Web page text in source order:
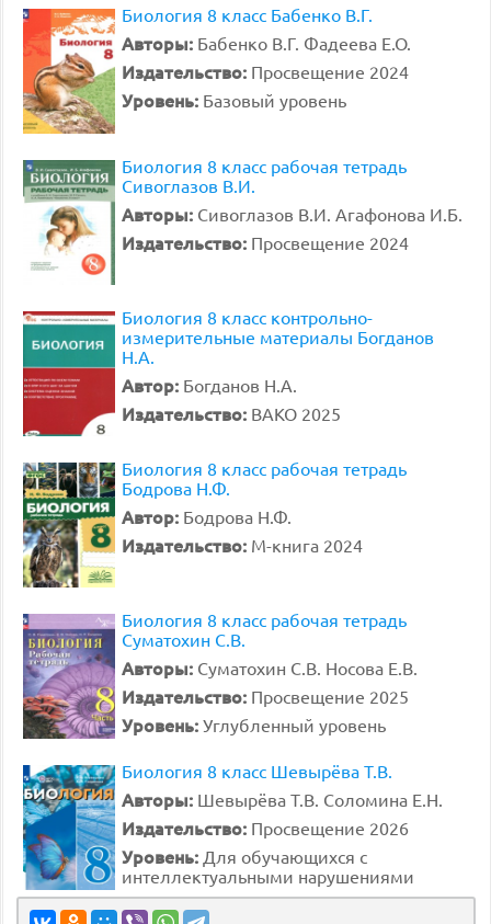
Биология 8 класс Бабенко В.Г.
Авторы: Бабенко В.Г. Фадеева Е.О.
Издательство: Просвещение 2024
Уровень: Базовый уровень
Биология 8 класс рабочая тетрадь
Сивоглазов В.И.
Авторы: Сивоглазов В.И. Агафонова И.Б.
Издательство: Просвещение 2024
Биология 8 класс контрольно-
измерительные материалы Богданов
Н.А.
Автор: Богданов Н.А.
Издательство: ВАКО 2025
Биология 8 класс рабочая тетрадь
Бодрова Н.Ф.
Автор: Бодрова Н.Ф.
Издательство: М-книга 2024
Биология 8 класс рабочая тетрадь
Суматохин С.В.
Авторы: Суматохин С.В. Носова Е.В.
Издательство: Просвещение 2025
Уровень: Углубленный уровень
Биология 8 класс Шевырёва Т.В.
Авторы: Шевырёва Т.В. Соломина Е.Н.
Издательство: Просвещение 2026
Уровень: Для обучающихся с
интеллектуальными нарушениями